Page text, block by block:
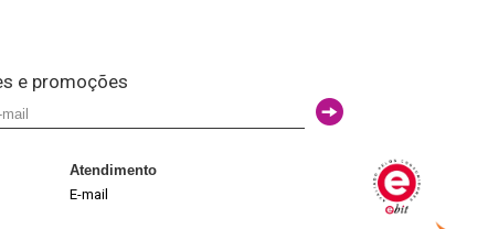
e promoções
Atendimento
E-mail